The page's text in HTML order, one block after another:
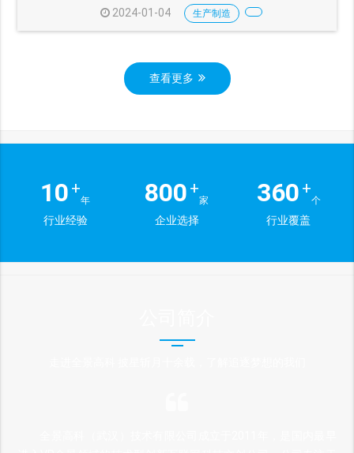
2024-01-04 生产制造
查看更多
10 +
年
行业经验
800 +
家
企业选择
360 +
个
行业覆盖